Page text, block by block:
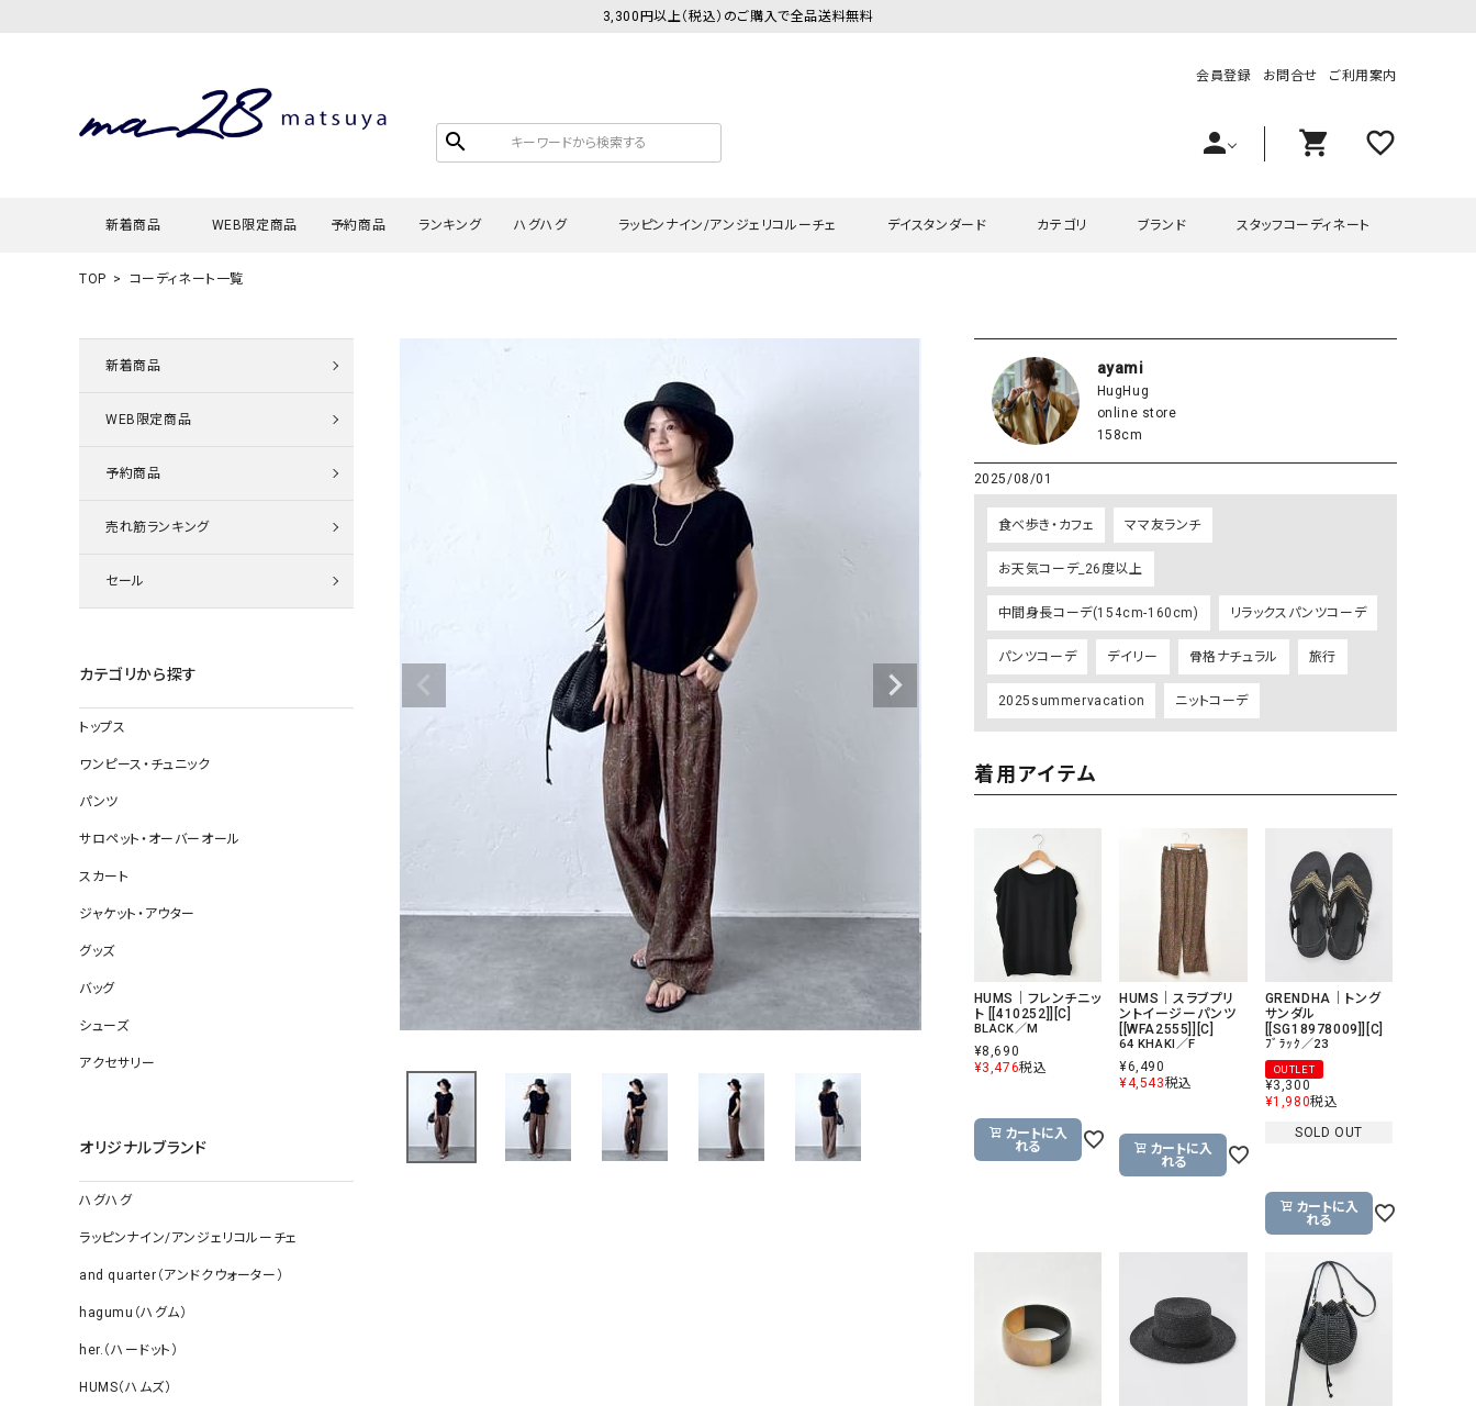
3,300円以上（税込）のご購入で全品送料無料
search
会員登録 お問合せ ご利用案内
person shopping_cart favorite_outline
新着商品 WEB限定商品 予約商品 ランキング ハグハグ
ロング・マキシ丈
その他スカート
すべて見る
靴
ラッピンナイン/アンジェリコルーチェ
カーディガン
タンクトップ・キャミソール
その他のパンツ
ジャケット
コート
その他アウター
デイスタンダード
チュニック
ロング・マキシ丈
その他スカート
すべて見る
靴
ソックス・その他雑貨
カテゴリ
ワンピース・チュニック
サロペット・オーバーオール
スカート
ワンピース・チュニック
サロペット・オーバーオール
グッズ
ブランド
ラッピンナイン/アンジェリコルーチェ
hagumu（ハグム）
her.（ハードット）
and quarter（アンドクウォーター） HUMS（ハムズ）
day standard（デイスタンダード）
08mab(ゼロハチマブ) Johnbull（ジョンブル）
adidas（アディダス） Lallia Mu（ラリア ムー）
ASFVLT（アスファルト） mizuiro ind（ミズイロ イン
Ampersand（アンパサンド） MICALLE MICALLE（ミカ
Antiquite's（アンティークス）
リー）
Audition（オーディション）
ORDINARY FITS（オーディ
ツ）
Osmosis（オズモシス）
blue willow（ブルーウィロー） prit（プリット）
CUBE SUGAR（キューブシュガー）
CONVERSE ALL STAR（コンバースオー
Risley（リズレー）
RED CARD（レッドカード）
DENIM DUNGAREE（デニムダンガリー） SO（エスオー）
Deck（ディック） SUN VALLEY（サンバレー）
EVOL（イーボル）
SCOTCH&SODA（スコッ
ダ）
スタッフコーディネート
TOP コーディネート一覧
新着商品
WEB限定商品
予約商品
売れ筋ランキング
セール
カテゴリから探す
トップス
ワンピース・チュニック
パンツ
サロペット・オーバーオール
スカート
ジャケット・アウター
グッズ
バッグ
シューズ
アクセサリー
オリジナルブランド
ハグハグ
ラッピンナイン/アンジェリコルーチェ
and quarter（アンドクウォーター）
hagumu（ハグム）
her.（ハードット）
HUMS（ハムズ）
ayami
HugHug
online store
158cm
2025/08/01
食べ歩き・カフェ ママ友ランチ
お天気コーデ_26度以上
中間身長コーデ(154cm-160cm) リラックスパンツコーデ
パンツコーデ デイリー 骨格ナチュラル 旅行
2025summervacation ニットコーデ
着用アイテム
HUMS｜フレンチニッ
ト [[410252]][C]
BLACK／M
¥8,690
¥3,476税込
カートに入
れる
HUMS｜スラブプリ
ントイージーパンツ
[[WFA2555]][C]
64 KHAKI／F
¥6,490
¥4,543税込
カートに入
れる
GRENDHA｜トング
サンダル
[[SG18978009]][C]
ﾌﾞﾗｯｸ／23
OUTLET
¥3,300
¥1,980税込
SOLD OUT
カートに入
れる